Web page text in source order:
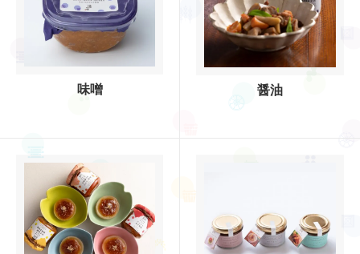
味噌 醤油